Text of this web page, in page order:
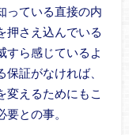
っている直接の内
押さえ込んでいる
すら感じているよ
証がなければ、
変えるためにもこ
との事。